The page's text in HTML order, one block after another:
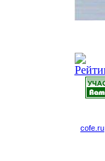
cofe.ru